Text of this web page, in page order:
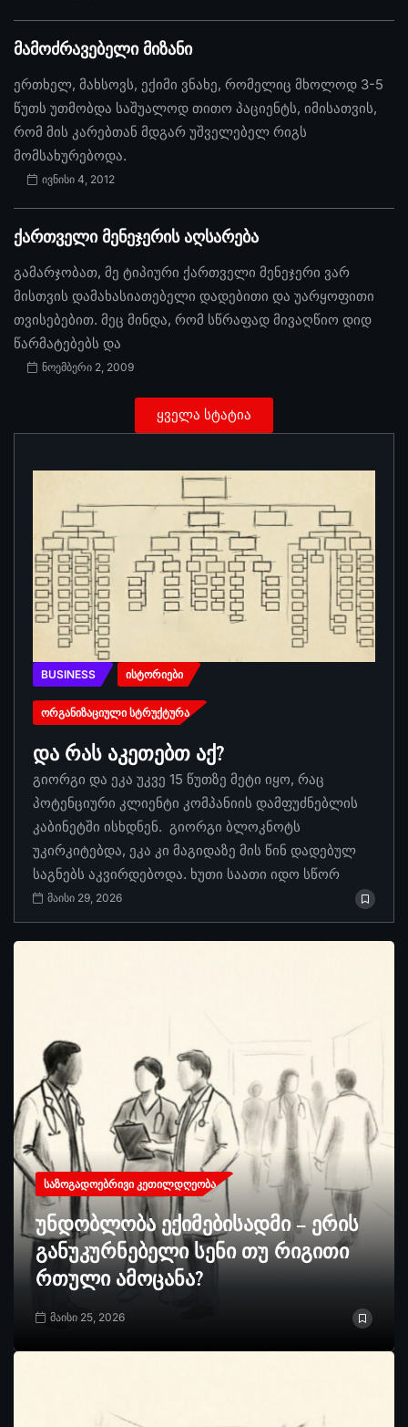
მამოძრავებელი მიზანი
ერთხელ, მახსოვს, ექიმი ვნახე, რომელიც მხოლოდ 3-5
წუთს უთმობდა საშუალოდ თითო პაციენტს, იმისათვის,
რომ მის კარებთან მდგარ უშველებელ რიგს
მომსახურებოდა.
ივნისი 4, 2012
ქართველი მენეჯერის აღსარება
გამარჯობათ, მე ტიპიური ქართველი მენეჯერი ვარ
მისთვის დამახასიათებელი დადებითი და უარყოფითი
თვისებებით. მეც მინდა, რომ სწრაფად მივაღწიო დიდ
წარმატებებს და
ნოემბერი 2, 2009
ყველა სტატია
BUSINESS ᲘᲡᲢᲝᲠᲘᲔᲑᲘ
ᲝᲠᲒᲐᲜᲘᲖᲐᲪᲘᲣᲚᲘ ᲡᲢᲠᲣᲥᲢᲣᲠᲐ
და რას აკეთებთ აქ?
გიორგი და ეკა უკვე 15 წუთზე მეტი იყო, რაც
პოტენციური კლიენტი კომპანიის დამფუძნებლის
კაბინეტში ისხდნენ. გიორგი ბლოკნოტს
უკირკიტებდა, ეკა კი მაგიდაზე მის წინ დადებულ
საგნებს აკვირდებოდა. ხუთი საათი იდო სწორ
მაისი 29, 2026
ᲡᲐᲖᲝᲒᲐᲓᲝᲔᲑᲠᲘᲕᲘ ᲙᲔᲗᲘᲚᲓᲦᲔᲝᲑᲐ
უნდობლობა ექიმებისადმი – ერის
განუკურნებელი სენი თუ რიგითი
რთული ამოცანა?
მაისი 25, 2026